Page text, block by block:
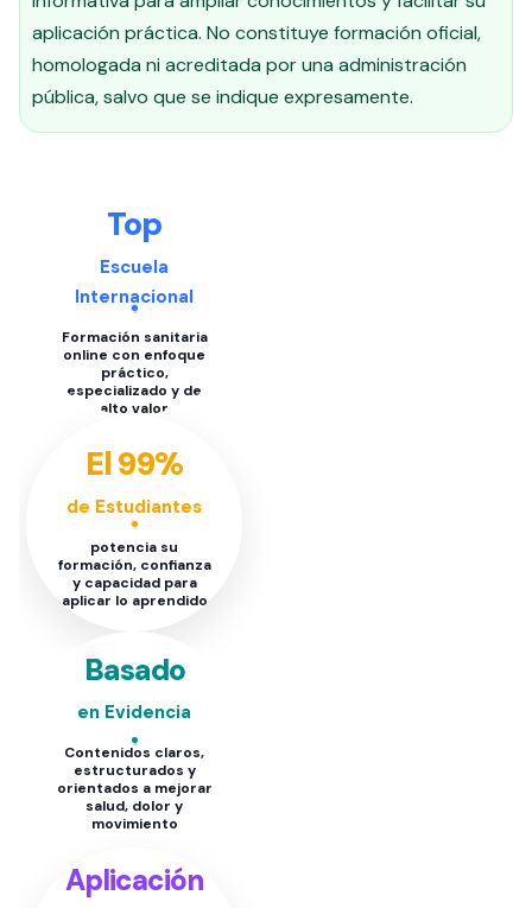
aplicación práctica. No constituye formación oficial,
homologada ni acreditada por una administración
pública, salvo que se indique expresamente.
Top
Escuela
Internacional
Formación sanitaria
online con enfoque
práctico,
especializado y de
alto valor
El 99%
de Estudiantes
potencia su
formación, confianza
y capacidad para
aplicar lo aprendido
Basado
en Evidencia
Contenidos claros,
estructurados y
orientados a mejorar
salud, dolor y
movimiento
Aplicación